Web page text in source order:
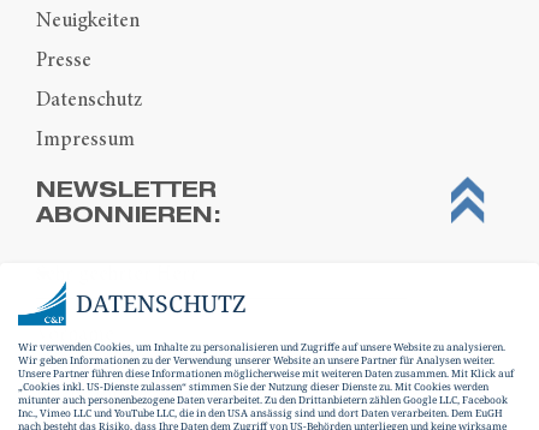
Neuigkeiten
Presse
Datenschutz
Impressum
NEWSLETTER
ABONNIEREN:
DATENSCHUTZ
Wir verwenden Cookies, um Inhalte zu personalisieren und Zugriffe auf unsere Website zu analysieren.
Wir geben Informationen zu der Verwendung unserer Website an unsere Partner für Analysen weiter.
Unsere Partner führen diese Informationen möglicherweise mit weiteren Daten zusammen. Mit Klick auf
„Cookies inkl. US-Dienste zulassen“ stimmen Sie der Nutzung dieser Dienste zu. Mit Cookies werden
mitunter auch personenbezogene Daten verarbeitet. Zu den Drittanbietern zählen Google LLC, Facebook
Inc., Vimeo LLC und YouTube LLC, die in den USA ansässig sind und dort Daten verarbeiten. Dem EuGH
nach besteht das Risiko, dass Ihre Daten dem Zugriff von US-Behörden unterliegen und keine wirksame